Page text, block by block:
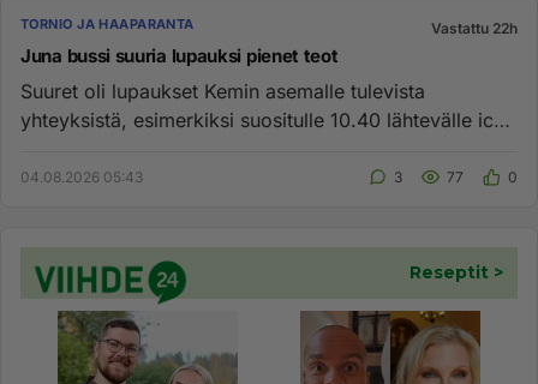
TORNIO JA HAAPARANTA Vastattu 22h
Juna bussi suuria lupauksi pienet teot
Suuret oli lupaukset Kemin asemalle tulevista
yhteyksistä, esimerkiksi suositulle 10.40 lähtevälle ic24
04.08.2026 05:43 3 77 0